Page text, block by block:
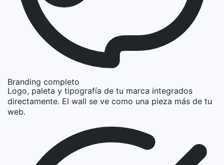
Branding completo
Logo, paleta y tipografía de tu marca integrados
directamente. El wall se ve como una pieza más de tu
web.